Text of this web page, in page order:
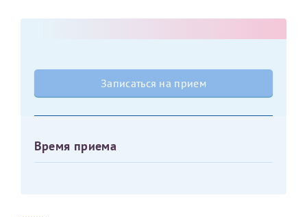
Записаться на прием
Время приема
Записаться на прием
Дата рождения*